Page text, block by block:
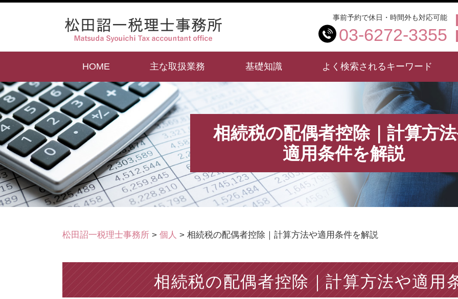
相続税の配偶者控除｜計算方
適用条件を解説
事前予約で休日・時間外も対応可能
03-6272-3355
HOME 主な取扱業務 基礎知識 よく検索されるキーワード
松田詔一税理士事務所 > 個人 > 相続税の配偶者控除｜計算方法や適用条件を解説
相続税の配偶者控除｜計算方法や適用